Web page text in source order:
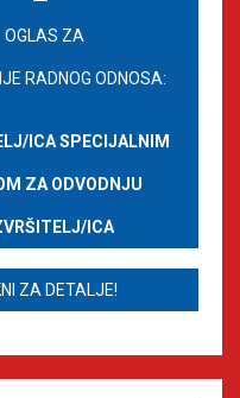
OGLAS ZA
RADNOG ODNOSA:
ICA SPECIJALNIM
ZA ODVODNJU
ICA
ZA DETALJE!